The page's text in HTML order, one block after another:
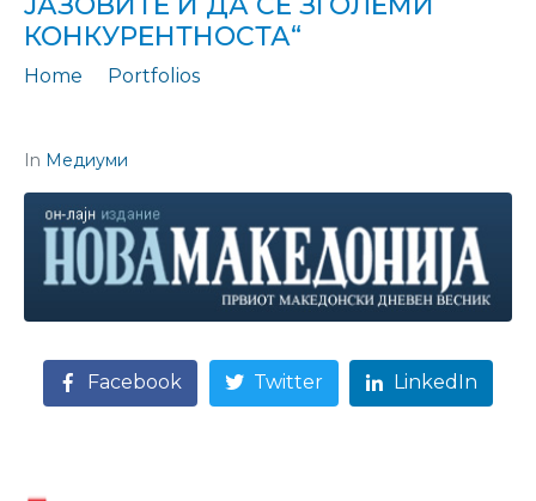
КОНКУРЕНТНОСТА“
Home
Portfolios
In Медиуми
Facebook Twitter LinkedIn